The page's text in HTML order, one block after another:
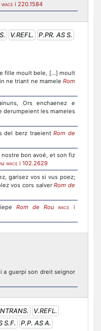
WACE i 220.1584
V.REFL.
P.PR. AS S.
fille moult bele, [...] moult
ne triant ne mamele Rom
Ors enchaenez e
derumpeient les mameles
del berz traeientRom de
nostre bon avoé, et son fiz
WACE i 102.2629
garisez vos si vus poez;
vos cors salverRom de
Rom de Rou WACE
i
a guerpi son dreit seignor
V.REFL.
S.F.
P.P. AS A.